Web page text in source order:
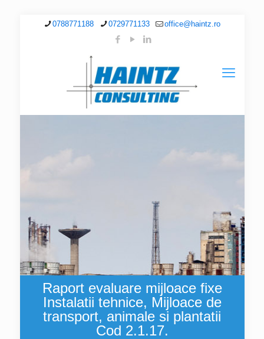
0788771188 0729771133 office@haintz.ro
Raport evaluare mijloace fixe
Instalatii tehnice, Mijloace de
transport, animale si plantatii
Cod 2.1.17.